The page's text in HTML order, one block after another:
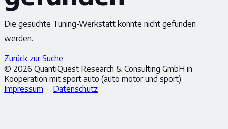
Die gesuchte Tuning-Werkstatt konnte nicht gefunden
werden.
Zurück zur Suche
© 2026 QuantiQuest Research & Consulting GmbH in
Kooperation mit sport auto (auto motor und sport)
Impressum · Datenschutz